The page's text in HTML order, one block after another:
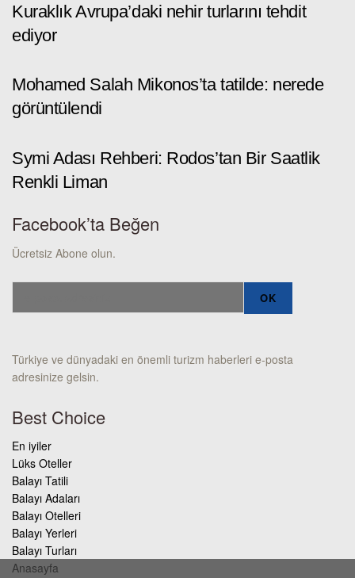
Kuraklık Avrupa’daki nehir turlarını tehdit
ediyor
Mohamed Salah Mikonos’ta tatilde: nerede
görüntülendi
Symi Adası Rehberi: Rodos’tan Bir Saatlik
Renkli Liman
Facebook’ta Beğen
Ücretsiz Abone olun.
Türkiye ve dünyadaki en önemli turizm haberleri e-posta
adresinize gelsin.
Best Choice
En iyiler
Lüks Oteller
Balayı Tatili
Balayı Adaları
Balayı Otelleri
Balayı Yerleri
Balayı Turları
Anasayfa